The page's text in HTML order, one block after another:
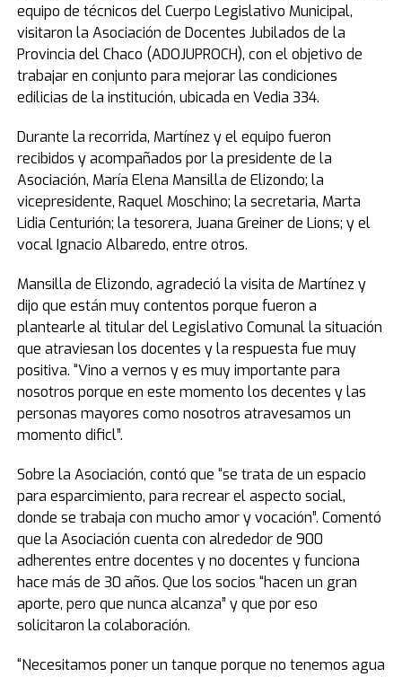
equipo de técnicos del Cuerpo Legislativo Municipal,
visitaron la Asociación de Docentes Jubilados de la
Provincia del Chaco (ADOJUPROCH), con el objetivo de
trabajar en conjunto para mejorar las condiciones
edilicias de la institución, ubicada en Vedia 334.
Durante la recorrida, Martínez y el equipo fueron
recibidos y acompañados por la presidente de la
Asociación, María Elena Mansilla de Elizondo; la
vicepresidente, Raquel Moschino; la secretaria, Marta
Lidia Centurión; la tesorera, Juana Greiner de Lions; y el
vocal Ignacio Albaredo, entre otros.
Mansilla de Elizondo, agradeció la visita de Martínez y
dijo que están muy contentos porque fueron a
plantearle al titular del Legislativo Comunal la situación
que atraviesan los docentes y la respuesta fue muy
positiva. “Vino a vernos y es muy importante para
nosotros porque en este momento los decentes y las
personas mayores como nosotros atravesamos un
momento dificl”.
Sobre la Asociación, contó que “se trata de un espacio
para esparcimiento, para recrear el aspecto social,
donde se trabaja con mucho amor y vocación”. Comentó
que la Asociación cuenta con alrededor de 900
adherentes entre docentes y no docentes y funciona
hace más de 30 años. Que los socios “hacen un gran
aporte, pero que nunca alcanza” y que por eso
solicitaron la colaboración.
“Necesitamos poner un tanque porque no tenemos agua